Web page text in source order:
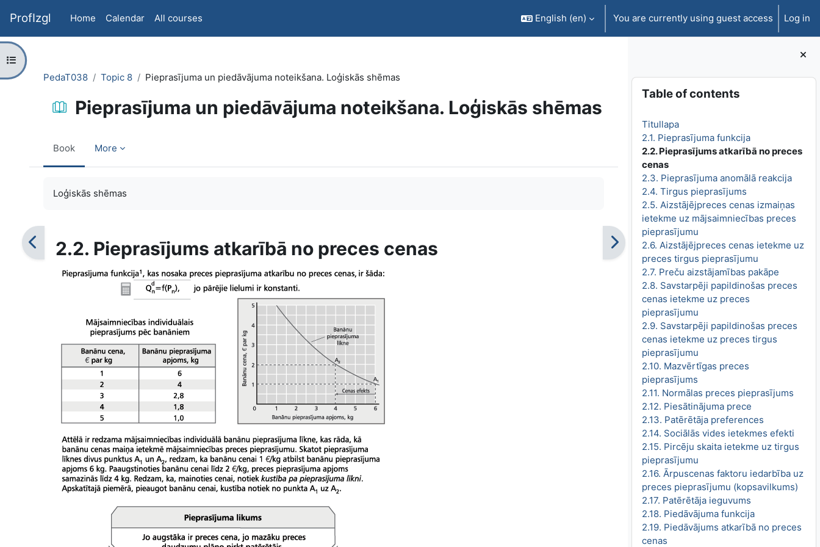
ProfIzgl Home Calendar All courses English ‎(en)‎ You are currently using guest access Log in
Blocks
Skip Table of contents
Table of contents
Titullapa
2.1. Pieprasījuma funkcija
2.2. Pieprasījums atkarībā no preces
cenas
2.3. Pieprasījuma anomālā reakcija
2.4. Tirgus pieprasījums
2.5. Aizstājējpreces cenas izmaiņas
ietekme uz mājsaimniecības preces
pieprasījumu
2.6. Aizstājējpreces cenas ietekme uz
preces tirgus pieprasījumu
2.7. Preču aizstājamības pakāpe
2.8. Savstarpēji papildinošas preces
cenas ietekme uz preces
pieprasījumu
2.9. Savstarpēji papildinošas preces
cenas ietekme uz preces tirgus
pieprasījumu
2.10. Mazvērtīgas preces
pieprasījums
2.11. Normālas preces pieprasījums
2.12. Piesātinājuma prece
2.13. Patērētāja preferences
2.14. Sociālās vides ietekmes efekti
2.15. Pircēju skaita ietekme uz tirgus
pieprasījumu
2.16. Ārpuscenas faktoru iedarbība uz
preces pieprasījumu (kopsavilkums)
2.17. Patērētāja ieguvums
2.18. Piedāvājuma funkcija
2.19. Piedāvājums atkarībā no preces
cenas
Open course index
PedaT038
Topic 8 Pieprasījuma un piedāvājuma noteikšana. Loģiskās shēmas
Pieprasījuma un piedāvājuma noteikšana. Loģiskās shēmas
Book More
Loģiskās shēmas
2.2. Pieprasījums atkarībā no preces cenas